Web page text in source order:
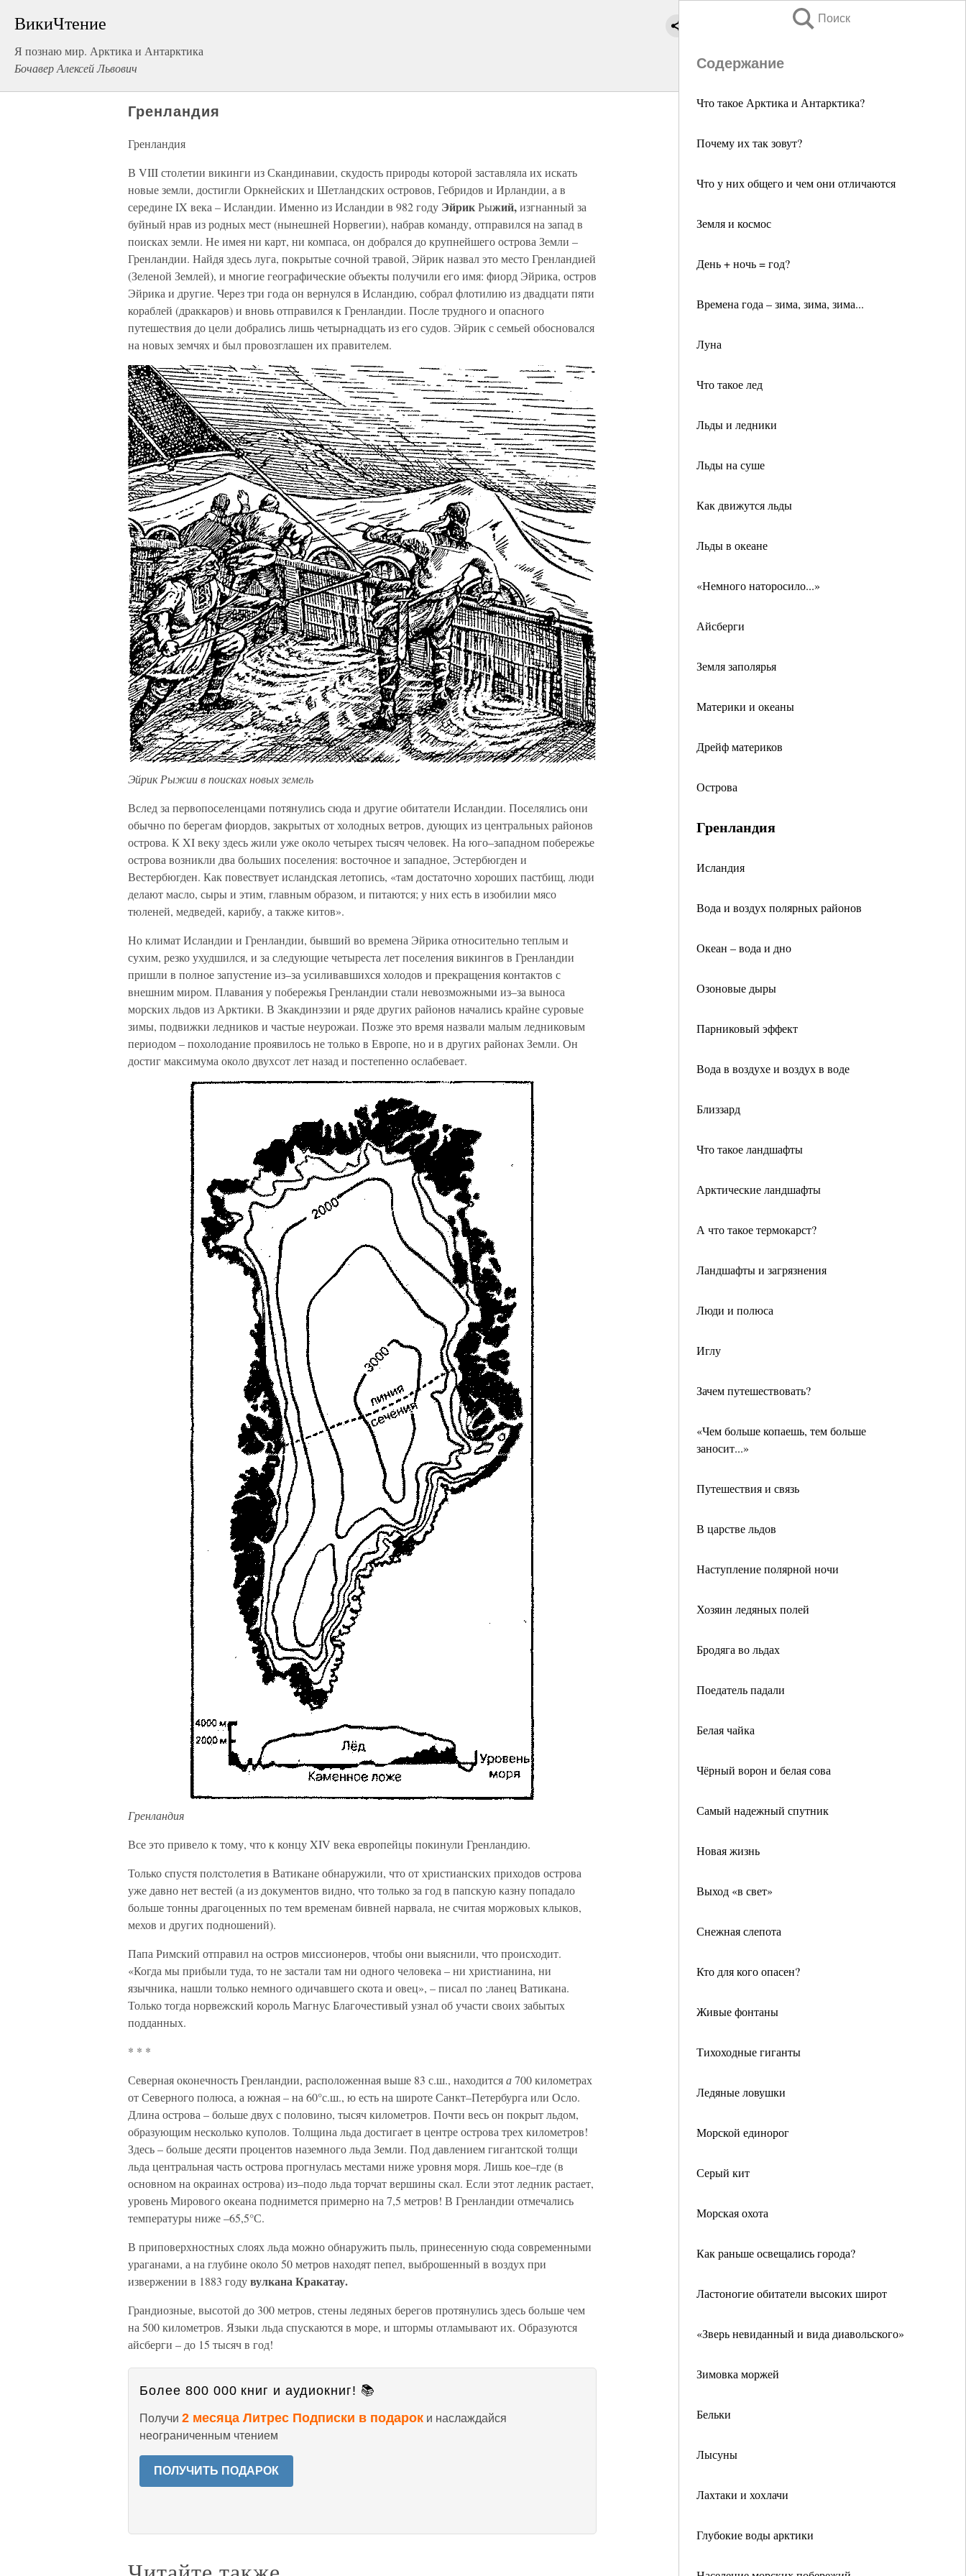
ВикиЧтение
Я познаю мир. Арктика и Антарктика
Бочавер Алексей Львович
Поиск
Содержание
Что такое Арктика и Антарктика?
Почему их так зовут?
Что у них общего и чем они отличаются
Земля и космос
День + ночь = год?
Времена года – зима, зима, зима...
Луна
Что такое лед
Льды и ледники
Льды на суше
Как движутся льды
Льды в океане
«Немного наторосило...»
Айсберги
Земля заполярья
Материки и океаны
Дрейф материков
Острова
Гренландия
Исландия
Вода и воздух полярных районов
Океан – вода и дно
Озоновые дыры
Парниковый эффект
Вода в воздухе и воздух в воде
Близзард
Что такое ландшафты
Арктические ландшафты
А что такое термокарст?
Ландшафты и загрязнения
Люди и полюса
Иглу
Зачем путешествовать?
«Чем больше копаешь, тем больше
заносит...»
Путешествия и связь
В царстве льдов
Наступление полярной ночи
Хозяин ледяных полей
Бродяга во льдах
Поедатель падали
Белая чайка
Чёрный ворон и белая сова
Самый надежный спутник
Новая жизнь
Выход «в свет»
Снежная слепота
Кто для кого опасен?
Живые фонтаны
Тихоходные гиганты
Ледяные ловушки
Морской единорог
Серый кит
Морская охота
Как раньше освещались города?
Ластоногие обитатели высоких широт
«Зверь невиданный и вида диавольского»
Зимовка моржей
Бельки
Лысуны
Лахтаки и хохлачи
Глубокие воды арктики
Гренландия
Гренландия
В VIII столетии викинги из Скандинавии, скудость природы которой заставляла их искать
новые земли, достигли Оркнейских и Шетландских островов, Гебридов и Ирландии, а в
середине IX века – Исландии. Именно из Исландии в 982 году ЭйрикРыжий,изгнанный за
буйный нрав из родных мест (нынешней Норвегии), набрав команду, отправился на запад в
поисках земли. Не имея ни карт, ни компаса, он добрался до крупнейшего острова Земли –
Гренландии. Найдя здесь луга, покрытые сочной травой, Эйрик назвал это место Гренландией
(Зеленой Землей), и многие географические объекты получили его имя: фиорд Эйрика, остров
Эйрика и другие. Через три года он вернулся в Исландию, собрал флотилию из двадцати пяти
кораблей (драккаров) и вновь отправился к Гренландии. После трудного и опасного
путешествия до цели добрались лишь четырнадцать из его судов. Эйрик с семьей обосновался
на новых земчях и был провозглашен их правителем.
Эйрик Рыжии в поисках новых земель
Вслед за первопоселенцами потянулись сюда и другие обитатели Исландии. Поселялись они
обычно по берегам фиордов, закрытых от холодных ветров, дующих из центральных районов
острова. К XI веку здесь жили уже около четырех тысяч человек. На юго–западном побережье
острова возникли два больших поселения: восточное и западное, Эстербюгден и
Вестербюгден. Как повествует исландская летопись, «там достаточно хороших пастбищ, люди
делают масло, сыры и этим, главным образом, и питаются; у них есть в изобилии мясо
тюленей, медведей, карибу, а также китов».
Но климат Исландии и Гренландии, бывший во времена Эйрика относительно теплым и
сухим, резко ухудшился, и за следующие четыреста лет поселения викингов в Гренландии
пришли в полное запустение из–за усиливавшихся холодов и прекращения контактов с
внешним миром. Плавания у побережья Гренландии стали невозможными из–за выноса
морских льдов из Арктики. В Зкакдинэзии и ряде других районов начались крайне суровые
зимы, подвижки ледников и частые неурожаи. Позже это время назвали малым ледниковым
периодом – похолодание проявилось не только в Европе, но и в других районах Земли. Он
достиг максимума около двухсот лет назад и постепенно ослабевает.
Гренландия
Все это привело к тому, что к концу XIV века европейцы покинули Гренландию.
Только спустя полстолетия в Ватикане обнаружили, что от христианских приходов острова
уже давно нет вестей (а из документов видно, что только за год в папскую казну попадало
больше тонны драгоценных по тем временам бивней нарвала, не считая моржовых клыков,
мехов и других подношений).
Папа Римский отправил на остров миссионеров, чтобы они выяснили, что происходит.
«Когда мы прибыли туда, то не застали там ни одного человека – ни христианина, ни
язычника, нашли только немного одичавшего скота и овец», – писал по ;ланец Ватикана.
Только тогда норвежский король Магнус Благочестивый узнал об участи своих забытых
подданных.
* * *
Северная оконечность Гренландии, расположенная выше 83 с.ш., находитсяа700 километрах
от Северного полюса, а южная – на 60°с.ш., ю есть на широте Санкт–Петербурга или Осло.
Длина острова – больше двух с половино, тысяч километров. Почти весь он покрыт льдом,
образующим несколько куполов. Толщина льда достигает в центре острова трех километров!
Здесь – больше десяти процентов наземного льда Земли. Под давлением гигантской толщи
льда центральная часть острова прогнулась местами ниже уровня моря. Лишь кое–где (в
основном на окраинах острова) из–подо льда торчат вершины скал. Если этот ледник растает,
уровень Мирового океана поднимется примерно на 7,5 метров! В Гренландии отмечались
температуры ниже –65,5°С.
В приповерхностных слоях льда можно обнаружить пыль, принесенную сюда современными
ураганами, а на глубине около 50 метров находят пепел, выброшенный в воздух при
извержении в 1883 годувулкана Кракатау.
Грандиозные, высотой до 300 метров, стены ледяных берегов протянулись здесь больше чем
на 500 километров. Языки льда спускаются в море, и штормы отламывают их. Образуются
айсберги – до 15 тысяч в год!
Более 800 000 книг и аудиокниг! 📚
Получи 2 месяца Литрес Подписки в подарок и наслаждайся
неограниченным чтением
ПОЛУЧИТЬ ПОДАРОК